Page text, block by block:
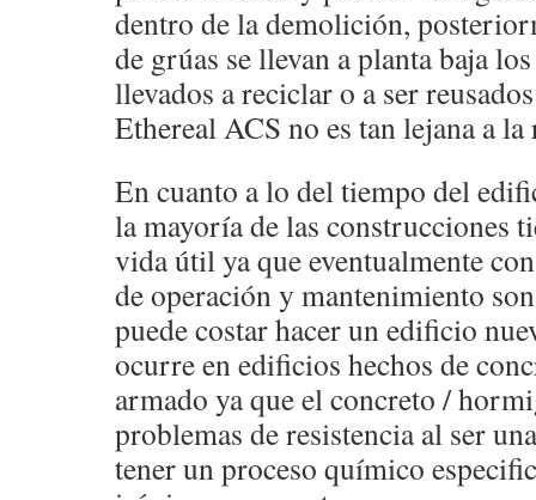
dentro de la demolición,
de grúas se llevan a planta baja
llevados a reciclar o a ser
Ethereal ACS no es tan lejana a la
En cuanto a lo del tiempo del
la mayoría de las construcciones
vida útil ya que eventualmente
de operación y mantenimiento
puede costar hacer un edificio
ocurre en edificios hechos de
armado ya que el concreto /
problemas de resistencia al ser
tener un proceso químico